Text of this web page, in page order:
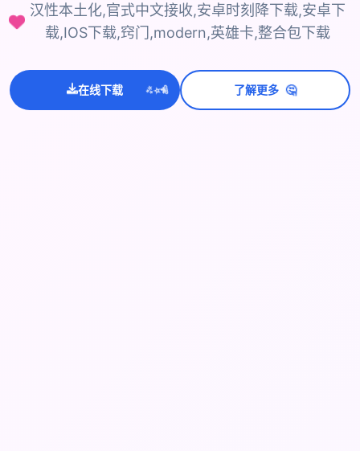
汉性本土化,官式中文接收,安卓时刻降下载,安卓下
载,IOS下载,窍门,modern,英雄卡,整合包下载
在线下载 ✨⭐💫 了解更多 🤔